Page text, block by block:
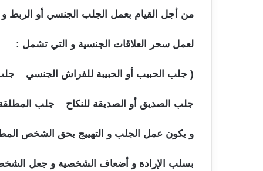
من أجل القيام بعمل الجلب الجنسي أو الربط
لعمل سحر العلاقات الجنسية و التي تشمل :
( جلب الحبيب أو الحبيبة للفراش الجنسي _
جلب الصديق أو الصديقة للنكاح _ جلب
و يكون عمل الجلب و التهييج بحق الشخص
بسلب الإرادة و أضعاف الشخصية و جعل